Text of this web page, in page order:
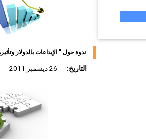
ندوة حول " الإيداعات بالدولار
التاريخ: 26 ديسمبر 2011